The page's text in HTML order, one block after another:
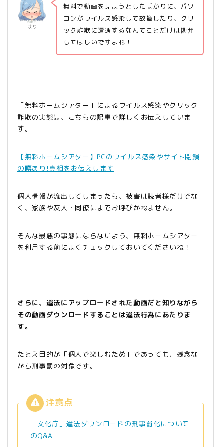
まり
無料で動画を見ようとしたばかりに、パソ
コンがウイルス感染して故障したり、クリ
ック詐欺に遭遇するなんてことだけは勘弁
してほしいですよね！
「無料ホームシアター」によるウイルス感染やクリック
詐欺の実態は、こちらの記事で詳しくお伝えしていま
す。
【無料ホームシアター】PCのウイルス感染やサイト閉鎖
の噂あり!真相をお伝えします
個人情報が流出してしまったら、被害は読者様だけでな
く、家族や友人・同僚にまでお呼びかねません。
そんな最悪の事態にならないよう、無料ホームシアター
を利用する前によくチェックしておいてくださいね！
さらに、違法にアップロードされた動画だと知りながら
その動画ダウンロードすることは違法行為にあたりま
す。
たとえ目的が「個人で楽しむため」であっても、残念な
がら刑事罰の対象です。
「文化庁」違法ダウンロードの刑事罰化について
のQ&A